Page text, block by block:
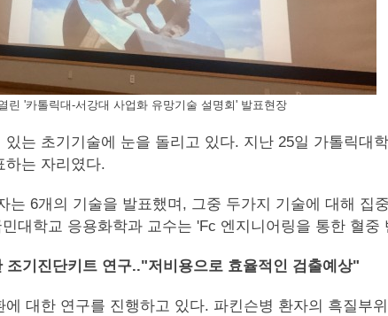
'카톨릭대-서강대 사업화 유망기술 설명회' 발표현장
는 초기기술에 눈을 돌리고 있다. 지난 25일 가톨릭
하는 자리였다.
는 6개의 기술을 발표했며, 그중 두가지 기술에 대해
대학교 응용화학과 교수는 'Fc 엔지니어링을 통한 혈
기진단키트 연구.."저비용으로 효율적인 검출예상"
대한 연구를 진행하고 있다. 파킨슨병 환자의 흑질부